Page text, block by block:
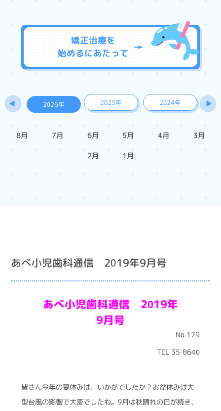
矯正治療を
始めるにあたって
2026年 2025年 2024年
8月 7月 6月 5月 4月 3月
2月 1月
あべ小児歯科通信 2019年9月号
あべ小児歯科通信 2019年
9月号
No.179
TEL 35-8640
皆さん今年の夏休みは、いかがでしたか？お盆休みは大
型台風の影響で大変でしたね。 9月は秋晴れの日が続き、